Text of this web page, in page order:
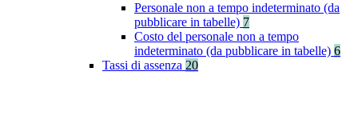
Personale non a tempo indeterminato (da
pubblicare in tabelle) 7
Costo del personale non a tempo
indeterminato (da pubblicare in tabelle) 6
Tassi di assenza 20